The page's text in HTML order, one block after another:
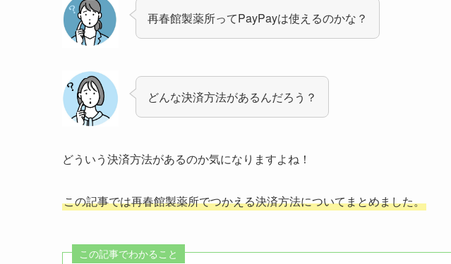
再春館製薬所ってPayPayは使えるのかな？
どんな決済方法があるんだろう？
どういう決済方法があるのか気になりますよね！
この記事では再春館製薬所でつかえる決済方法についてまとめました。
この記事でわかること